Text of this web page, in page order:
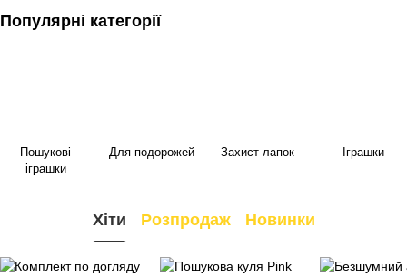
Популярні категорії
Пошукові
іграшки
Для подорожей Захист лапок Іграшки
Хіти Розпродаж Новинки